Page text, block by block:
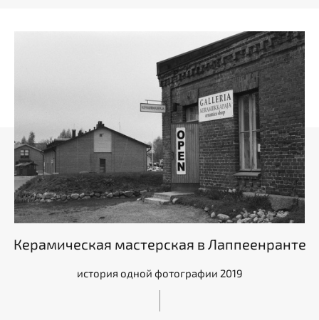
Керамическая мастерская в Лаппеенранте
история одной фотографии 2019